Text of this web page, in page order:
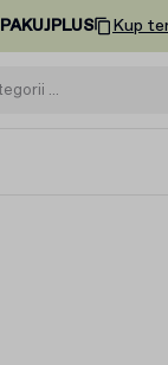
PAKUJPLUS Kup